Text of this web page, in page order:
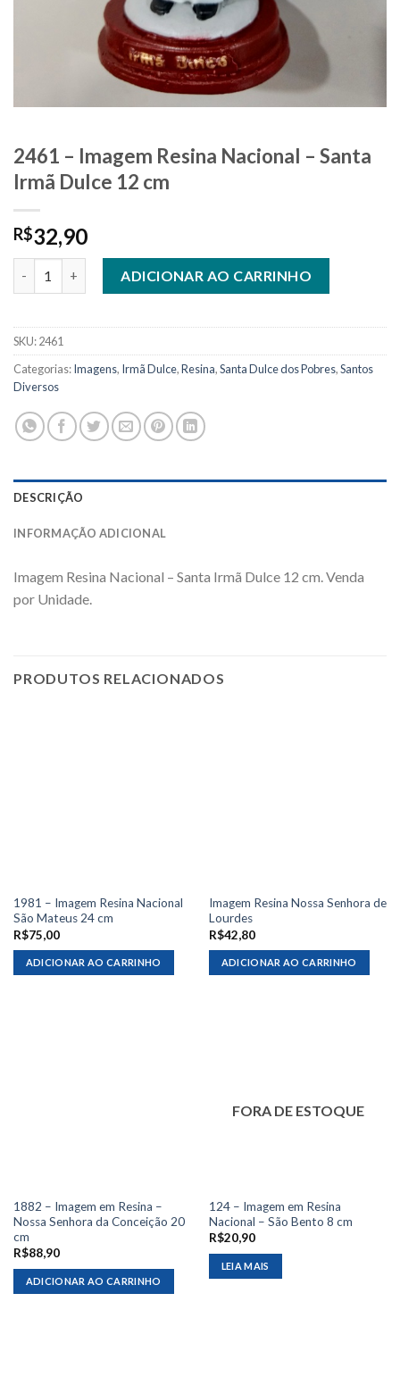
2461 – Imagem Resina Nacional – Santa
Irmã Dulce 12 cm
R$32,90
ADICIONAR AO CARRINHO
SKU:2461
Categorias:Imagens, Irmã Dulce,Resina,Santa Dulce dos Pobres,Santos
Diversos
DESCRIÇÃO
INFORMAÇÃO ADICIONAL
Imagem Resina Nacional – Santa Irmã Dulce 12 cm. Venda
por Unidade.
PRODUTOS RELACIONADOS
1981 – Imagem Resina Nacional
São Mateus 24 cm
R$75,00
ADICIONAR AO CARRINHO
Imagem Resina Nossa Senhora de
Lourdes
R$42,80
ADICIONAR AO CARRINHO
1882 – Imagem em Resina –
Nossa Senhora da Conceição 20
cm
R$88,90
ADICIONAR AO CARRINHO
FORA DE ESTOQUE
124 – Imagem em Resina
Nacional – São Bento 8 cm
R$20,90
LEIA MAIS